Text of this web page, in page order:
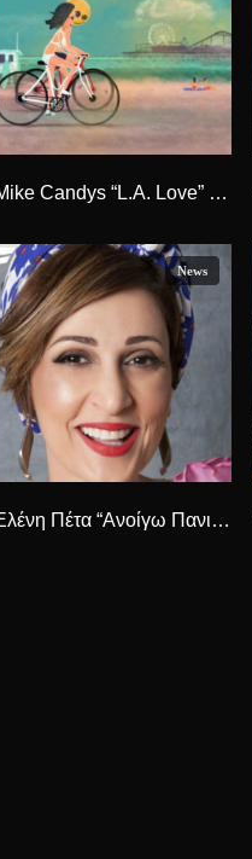
Mike Candys “L.A. Love” Νέο Single
News
Ελένη Πέτα “Ανοίγω Πανιά” νέο τραγούδι.